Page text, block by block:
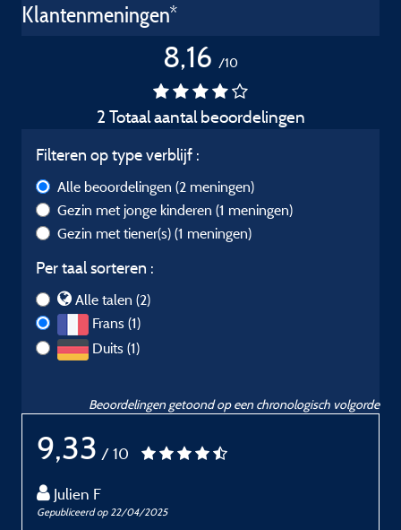
Klantenmeningen*
8,16 /10
2 Totaal aantal beoordelingen
Filteren op type verblijf :
Alle beoordelingen (2 meningen)
Gezin met jonge kinderen (1 meningen)
Gezin met tiener(s) (1 meningen)
Per taal sorteren :
Alle talen (2)
Frans (1)
Duits (1)
Beoordelingen getoond op een chronologisch volgorde
9,33 / 10
Julien F
Gepubliceerd op 22/04/2025